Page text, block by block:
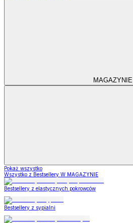
MAGAZYNIE
Pokaż wszystko
Wszystko z Bestsellery W MAGAZYNIE
Bestsellery z elastycznych pokrowców
Bestsellery z sypialni